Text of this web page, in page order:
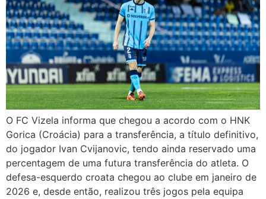
O FC Vizela informa que chegou a acordo com o HNK
Gorica (Croácia) para a transferência, a título definitivo,
do jogador Ivan Cvijanovic, tendo ainda reservado uma
percentagem de uma futura transferência do atleta. O
defesa-esquerdo croata chegou ao clube em janeiro de
2026 e, desde então, realizou três jogos pela equipa